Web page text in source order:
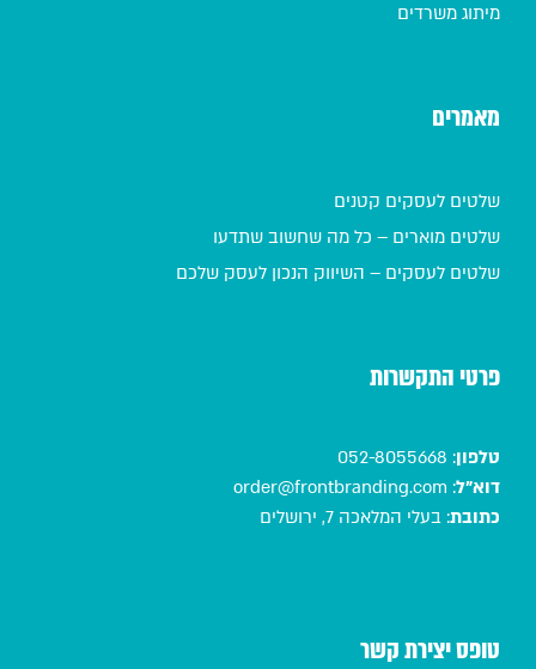
מיתוג משרדים
מאמרים
שלטים לעסקים קטנים
שלטים מוארים – כל מה שחשוב שתדעו
שלטים לעסקים – השיווק הנכון לעסק שלכם
פרטי התקשרות
טלפון:
052-8055668
דוא"ל:
order@frontbranding.com
כתובת: בעלי המלאכה 7, ירושלים
טופס יצירת קשר